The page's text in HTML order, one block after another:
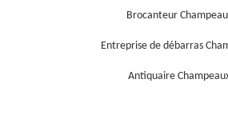
Brocanteur
Entreprise de débarras
Antiquaire